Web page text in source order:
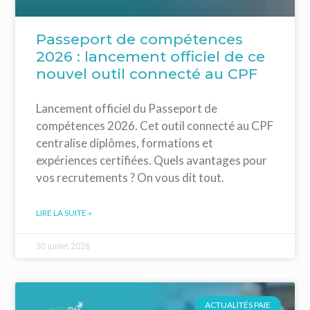
Passeport de compétences
2026 : lancement officiel de ce
nouvel outil connecté au CPF
Lancement officiel du Passeport de
compétences 2026. Cet outil connecté au CPF
centralise diplômes, formations et
expériences certifiées. Quels avantages pour
vos recrutements ? On vous dit tout.
LIRE LA SUITE »
30 juillet 2026
ACTUALITÉS PAIE